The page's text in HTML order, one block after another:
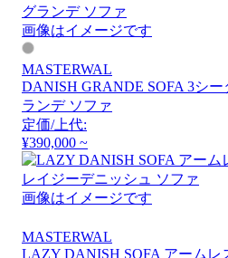
画像はイメージです
MASTERWAL
DANISH GRANDE SOFA 3シ
ランデ ソファ
定価/上代:
¥390,000 ~
画像はイメージです
MASTERWAL
LAZY DANISH SOFA アームレ